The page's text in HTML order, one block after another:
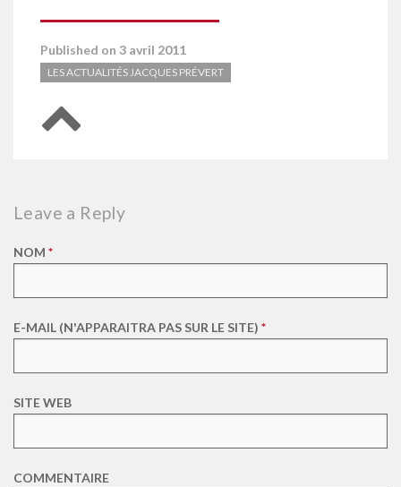
Published on 3 avril 2011
LES ACTUALITÉS JACQUES PRÉVERT
Retour en haut de page
Leave a Reply
NOM *
E-MAIL (N'APPARAITRA PAS SUR LE SITE) *
SITE WEB
COMMENTAIRE